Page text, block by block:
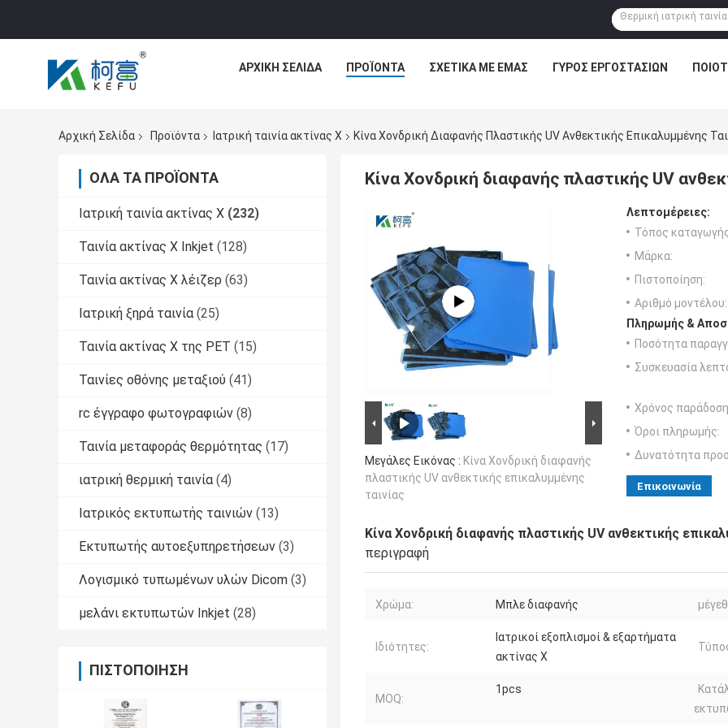
ΑΡΧΙΚΉ ΣΕΛΊΔΑ ΠΡΟΪΌΝΤΑ ΣΧΕΤΙΚΆ ΜΕ ΕΜΆΣ ΓΎΡΟΣ ΕΡΓΟΣΤΑΣΊΩΝ
Αρχική Σελίδα Προϊόντα Ιατρική ταινία ακτίνας X Κίνα Χονδρική Διαφανής Πλαστικής UV Ανθεκτικής Επικαλυμμένης
ΌΛΑ ΤΑ ΠΡΟΪΌΝΤΑ
Ιατρική ταινία ακτίνας X (232)
Ταινία ακτίνας X Inkjet (128)
Ταινία ακτίνας X λέιζερ (63)
Ιατρική ξηρά ταινία (25)
Ταινία ακτίνας X της PET (15)
Ταινίες οθόνης μεταξιού (41)
rc έγγραφο φωτογραφιών (8)
Ταινία μεταφοράς θερμότητας (17)
ιατρική θερμική ταινία (4)
Ιατρικός εκτυπωτής ταινιών (13)
Εκτυπωτής αυτοεξυπηρετήσεων (3)
Λογισμικό τυπωμένων υλών Dicom (3)
μελάνι εκτυπωτών Inkjet (28)
ΠΙΣΤΟΠΟΊΗΣΗ
Κίνα Χονδρική διαφανής πλαστικής UV
Μεγάλες Εικόνας : Κίνα Χονδρική διαφανής
πλαστικής UV ανθεκτικής επικαλυμμένης
ταινίας
Λεπτομέρειες:
Τόπος
Μάρκα:
Πιστοποίηση:
Αριθμό μοντέλου:
Πληρωμής &
Ποσότητα
Συσκευασία
Χρόνος
Όροι πληρωμής:
Δυνατότητα
Επικοινωνία
Κίνα Χονδρική διαφανής πλαστικής UV ανθεκτικής
περιγραφή
Χρώμα: Μπλε διαφανής
Ιδιότητες:
Ιατρικοί εξοπλισμοί & εξαρτήματα
ακτίνας X
MOQ:
1pcs